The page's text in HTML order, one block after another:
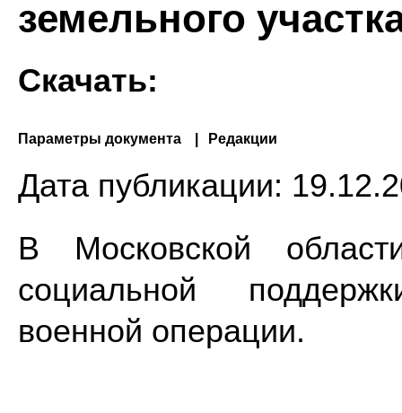
земельного
Скачать:
Параметры документа Редакции
Дата публикации:
В Московской
социальной
военной операции.